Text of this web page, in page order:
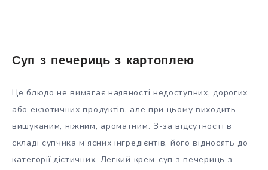
Суп з печериць з картоплею
Це блюдо не вимагає наявності недоступних, дорогих
або екзотичних продуктів, але при цьому виходить
вишуканим, ніжним, ароматним. З-за відсутності в
складі супчика м’ясних інгредієнтів, його відносять до
категорії дієтичних. Легкий крем-суп з печериць з